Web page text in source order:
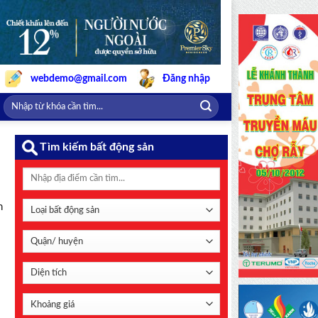
webdemo@gmail.com Đăng nhập
Tìm kiếm bất động sản